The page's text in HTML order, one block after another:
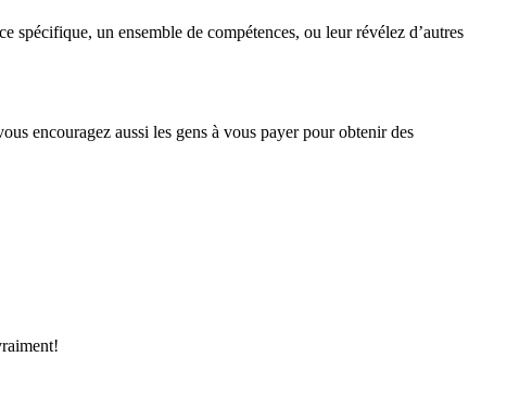
spécifique, un ensemble de compétences, ou leur révélez d’autres
encouragez aussi les gens à vous payer pour obtenir des